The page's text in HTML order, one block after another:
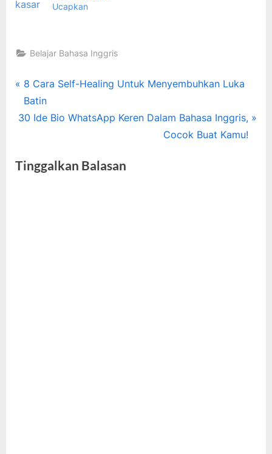
Ucapkan
Belajar Bahasa Inggris
Tags:
50 kalimat
inggris
Navigasi
pos
P
r
e
o
8 Cara Self-Healing Untuk Menyembuhkan Luka
Batin
N
t
30 Ide Bio WhatsApp Keren Dalam Bahasa Inggris,
Cocok Buat Kamu!
Tinggalkan Balasan